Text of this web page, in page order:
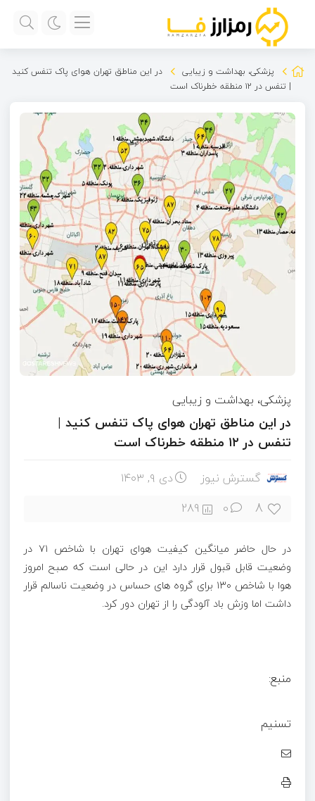
پزشکی، بهداشت و زیبایی
در این مناطق تهران هوای پاک تنفس کنید
| تنفس در ۱۲ منطقه خطرناک است
پزشکی، بهداشت و زیبایی
در این مناطق تهران هوای پاک تنفس کنید |
تنفس در ۱۲ منطقه خطرناک است
گسترش نیوز دی ۹, ۱۴۰۳
8
0
289
در حال حاضر میانگین کیفیت هوای تهران با شاخص ۷۱ در
وضعیت قابل قبول قرار دارد این در حالی است که صبح امروز
هوا با شاخص ۱۳۰ برای گروه های حساس در وضعیت ناسالم قرار
داشت اما وزش باد آلودگی را از تهران دور کرد.
منبع:
تسنیم